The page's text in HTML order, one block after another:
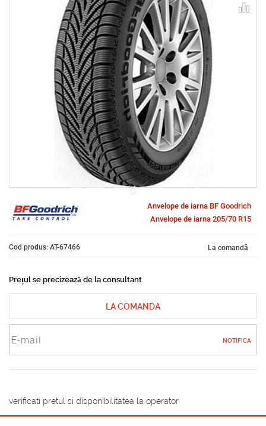
Anvelope de iarna BF Goodrich
Anvelope de iarna 205/70 R15
Cod produs: AT-67466 La comandă
Prețul se precizează de la consultant
LA COMANDA
NOTIFICA
verificati pretul si disponibilitatea la operator